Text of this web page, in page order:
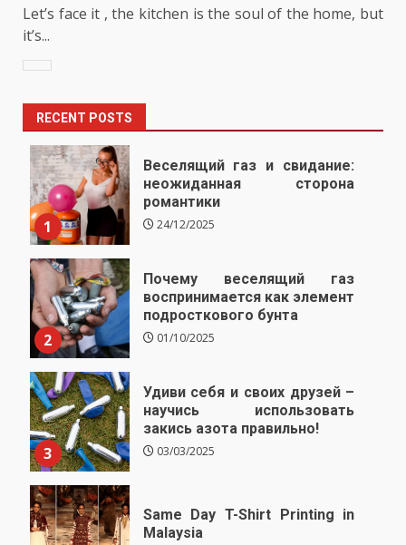
Let’s face it , the kitchen is the soul of the home, but
it’s...
RECENT POSTS
1
Веселящий газ и свидание:
неожиданная сторона
романтики
24/12/2025
2
Почему веселящий газ
воспринимается как элемент
подросткового бунта
01/10/2025
3
Удиви себя и своих друзей –
научись использовать
закись азота правильно!
03/03/2025
Same Day T-Shirt Printing in
Malaysia